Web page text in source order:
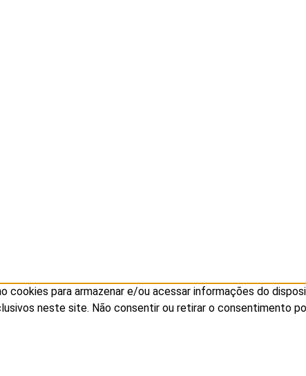
cookies para armazenar e/ou acessar informações do
neste site. Não consentir ou retirar o consentimento